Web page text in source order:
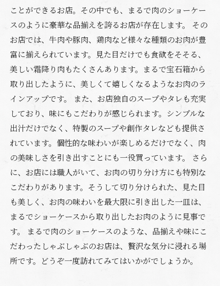
ことができるお店。その中でも、まるで肉のショーケー
スのように豪華な品揃えを誇るお店が存在します。 その
お店では、牛肉や豚肉、鶏肉など様々な種類のお肉が豊
富に揃えられています。見た目だけでも食欲をそそる、
美しい霜降り肉もたくさんあります。まるで宝石箱から
取り出したように、美しくて嬉しくなるようなお肉のラ
インアップです。 また、お店独自のスープやタレも充実
しており、味にもこだわりが感じられます。シンプルな
出汁だけでなく、特製のスープや創作タレなども提供さ
れています。個性的な味わいが楽しめるだけでなく、肉
の美味しさを引き出すことにも一役買っています。 さら
に、お店には職人がいて、お肉の切り分け方にも特別な
こだわりがあります。そうして切り分けられた、見た目
も美しく、お肉の味わいを最大限に引き出した一皿は、
まるでショーケースから取り出したお肉のように見事で
す。 まるで肉のショーケースのような、品揃えや味にこ
だわったしゃぶしゃぶのお店は、贅沢な気分に浸れる場
所です。どうぞ一度訪れてみてはいかがでしょうか。